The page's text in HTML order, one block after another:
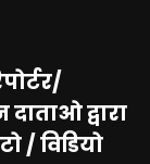
द्वारा
/ विडियो